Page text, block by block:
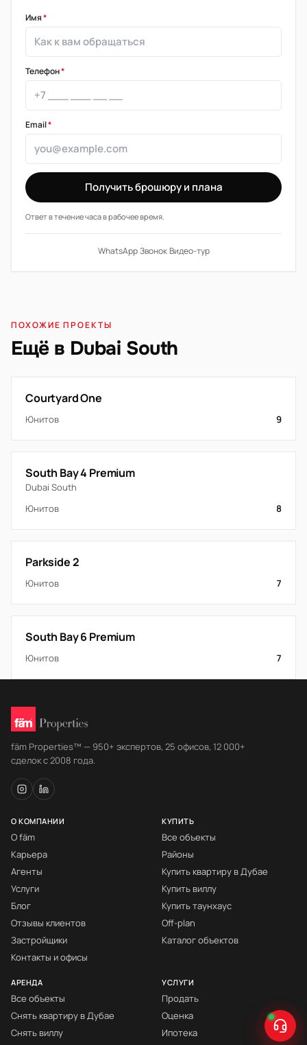
Имя*
Телефон*
Email*
Получить брошюру и плана
Ответ в течение часа в рабочее время.
WhatsApp·Звонок·Видео-тур
ПОХОЖИЕ ПРОЕКТЫ
Ещё в Dubai South
Courtyard One
Юнитов 9
South Bay 4 Premium
Dubai South
Юнитов
8
Parkside 2
Юнитов 7
South Bay 6 Premium
Юнитов 7
fäm Properties™ — 950+ экспертов, 25 офисов, 12 000+
сделок с 2008 года.
О КОМПАНИИ
О fäm
Карьера
Агенты
Услуги
Блог
Отзывы клиентов
Застройщики
Контакты и офисы
КУПИТЬ
Все объекты
Районы
Купить квартиру в Дубае
Купить виллу
Купить таунхаус
Off-plan
Каталог объектов
АРЕНДА
Все объекты
Снять квартиру в Дубае
Снять виллу
УСЛУГИ
Продать
Оценка
Ипотека